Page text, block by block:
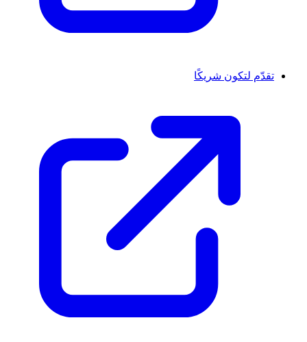
تقدّم لتكون شريكًا